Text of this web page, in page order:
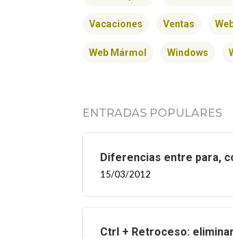
Vacaciones Ventas
Web Mármol Windows
ENTRADAS POPULARES
Diferencias entre para,
15/03/2012
Ctrl + Retroceso: